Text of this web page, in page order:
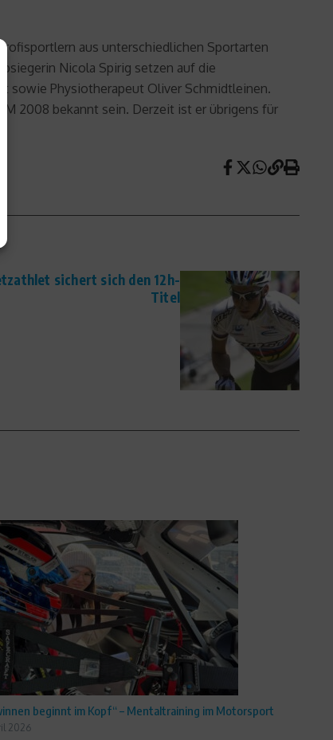
aus unterschiedlichen Sportarten
Nicola Spirig setzen auf die
sowie Physiotherapeut Oliver Schmidtleinen.
2008 bekannt sein. Derzeit ist er übrigens für
sichert sich den 12h-
Titel
beginnt im Kopf“ – Mentaltraining im Motorsport
2026